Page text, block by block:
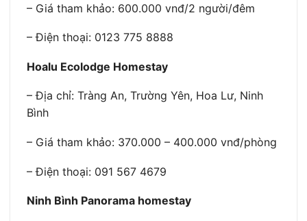
– Giá tham khảo: 600.000 vnđ/2 người/đêm
– Điện thoại: 0123 775 8888
Hoalu Ecolodge Homestay
– Địa chỉ: Tràng An, Trường Yên, Hoa Lư, Ninh
Bình
– Giá tham khảo: 370.000 – 400.000 vnđ/phòng
– Điện thoại: 091 567 4679
Ninh Bình Panorama homestay